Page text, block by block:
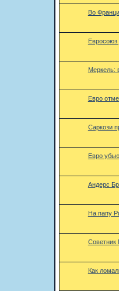
Во
Меркель:
Евро
Саркози
Евро
Андерс
На папу
Советник
Как